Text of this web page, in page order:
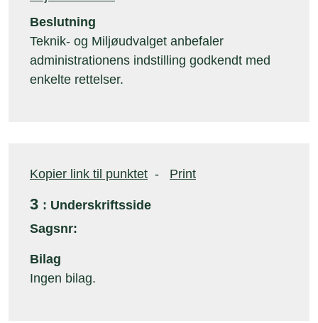
Beslutning
Teknik- og Miljøudvalget anbefaler
administrationens indstilling godkendt med
enkelte rettelser.
Kopier link til punktet - Print
3 : Underskriftsside
Sagsnr:
Bilag
Ingen bilag.